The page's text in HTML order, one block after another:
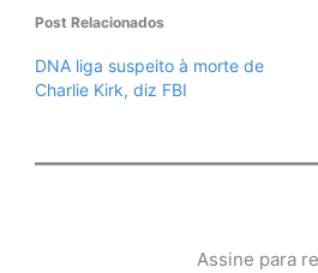
Post Relacionados
DNA liga suspeito à morte de
Charlie Kirk, diz FBI
Assine para